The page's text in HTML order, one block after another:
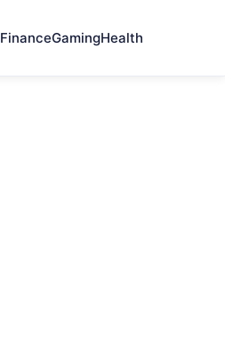
FinanceGamingHealth